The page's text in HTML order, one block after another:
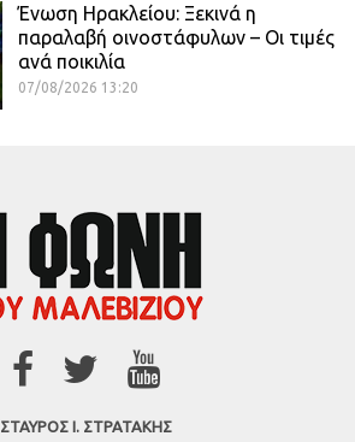
Ένωση Ηρακλείου: Ξεκινά η
παραλαβή οινοστάφυλων – Οι τιμές
ανά ποικιλία
07/08/2026 13:20
ΣΤΑΥΡΟΣ Ι. ΣΤΡΑΤΑΚΗΣ